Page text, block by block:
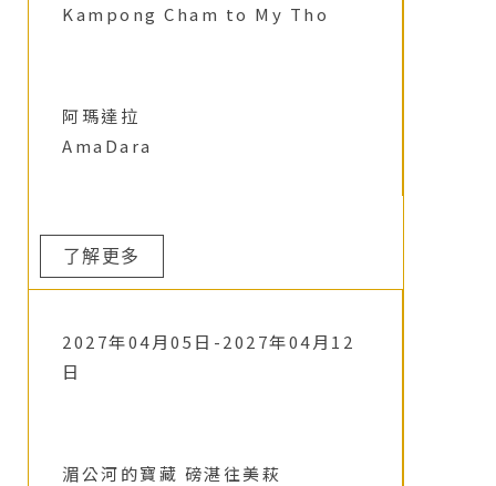
Kampong Cham to My Tho
阿瑪達拉
AmaDara
了解更多
2027年04月05日-2027年04月12
日
湄公河的寶藏 磅湛往美萩